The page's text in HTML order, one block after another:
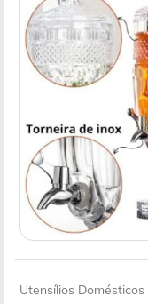
Utensílios Domésticos